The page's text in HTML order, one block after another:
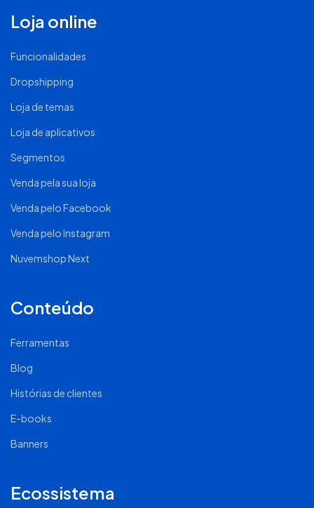
Loja online
Funcionalidades
Dropshipping
Loja de temas
Loja de aplicativos
Segmentos
Venda pela sua loja
Venda pelo Facebook
Venda pelo Instagram
Nuvemshop Next
Conteúdo
Ferramentas
Blog
Histórias de clientes
E-books
Banners
Ecossistema